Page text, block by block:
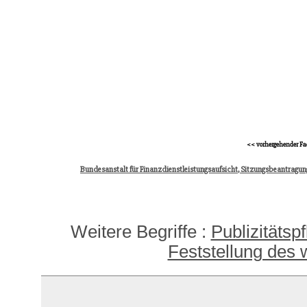
<< vorhergehender
Bundesanstalt für Finanzdienstleistungsaufsicht,
Weitere Begriffe :
Feststellung des